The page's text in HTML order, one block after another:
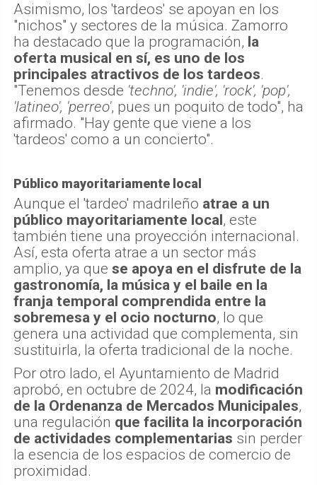
Asimismo, los 'tardeos' se apoyan en los
"nichos" y sectores de la música. Zamorro
ha destacado que la programación, la
oferta musical en sí, es uno de los
principales atractivos de los tardeos.
"Tenemos desde 'techno', 'indie', 'rock', 'pop',
'latineo', 'perreo', pues un poquito de todo", ha
afirmado. "Hay gente que viene a los
'tardeos' como a un concierto".
Público mayoritariamente local
Aunque el 'tardeo' madrileño atrae a un
público mayoritariamente local, este
también tiene una proyección internacional.
Así, esta oferta atrae a un sector más
amplio, ya que se apoya en el disfrute de la
gastronomía, la música y el baile en la
franja temporal comprendida entre la
sobremesa y el ocio nocturno, lo que
genera una actividad que complementa, sin
sustituirla, la oferta tradicional de la noche.
Por otro lado, el Ayuntamiento de Madrid
aprobó, en octubre de 2024, la modificación
de la Ordenanza de Mercados Municipales,
una regulación que facilita la incorporación
de actividades complementarias sin perder
la esencia de los espacios de comercio de
proximidad.